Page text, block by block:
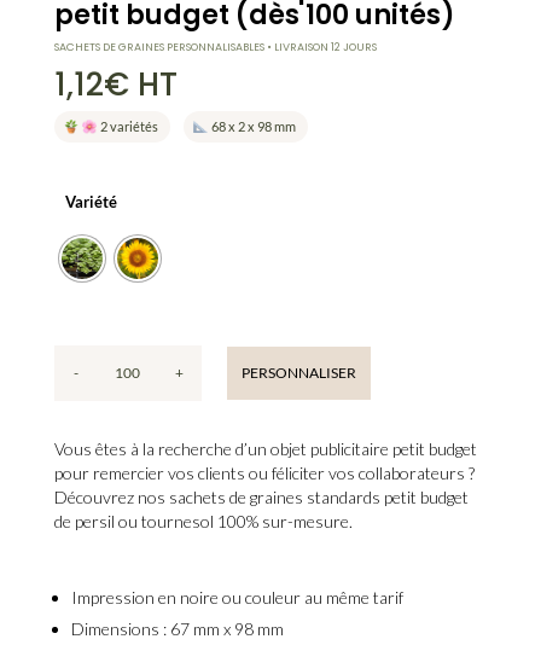
petit budget (dès 100 unités)
SACHETS DE GRAINES PERSONNALISABLES • LIVRAISON 12 JOURS
1,12€ HT
2 variétés 68 x 2 x 98 mm
Vous êtes à la recherche d’un objet publicitaire petit budget
pour remercier vos clients ou féliciter vos collaborateurs ?
Découvrez nos sachets de graines standards petit budget
de persil ou tournesol 100% sur-mesure.
Impression en noire ou couleur au même tarif
Dimensions : 67 mm x 98 mm
Variété
-
personnalisé
petit
100
unités)
+ PERSONNALISER